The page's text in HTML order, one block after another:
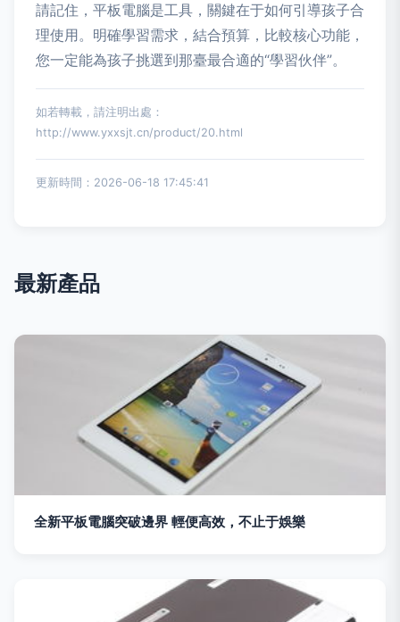
請記住，平板電腦是工具，關鍵在于如何引導孩子合
理使用。明確學習需求，結合預算，比較核心功能，
您一定能為孩子挑選到那臺最合適的“學習伙伴”。
如若轉載，請注明出處：
http://www.yxxsjt.cn/product/20.html
更新時間：2026-06-18 17:45:41
最新產品
全新平板電腦突破邊界 輕便高效，不止于娛樂